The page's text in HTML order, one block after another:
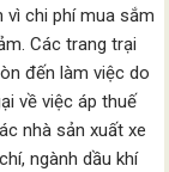
vì chi phí mua sắm
Các trang trại
đến làm việc do
về việc áp thuế
nhà sản xuất xe
ngành dầu khí